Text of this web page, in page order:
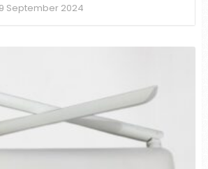
September 2024